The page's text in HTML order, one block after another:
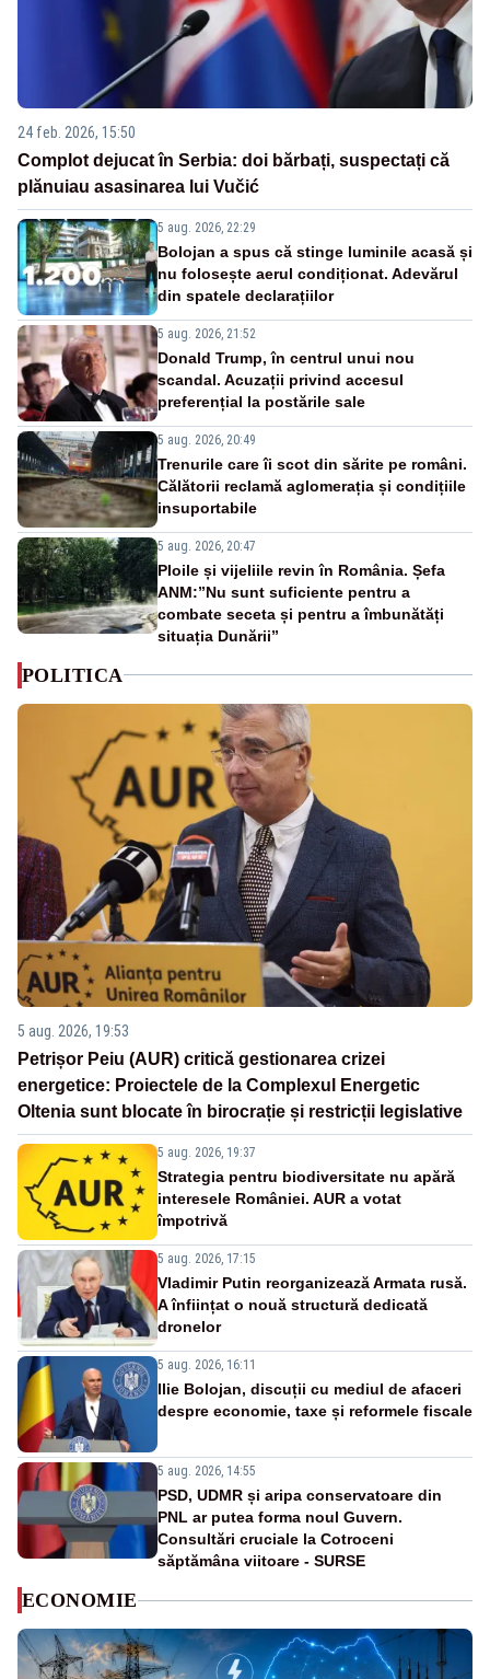
24 feb. 2026, 15:50
Complot dejucat în Serbia: doi bărbați, suspectați că
plănuiau asasinarea lui Vučić
5 aug. 2026, 22:29
Bolojan a spus că stinge luminile acasă și
nu folosește aerul condiționat. Adevărul
din spatele declarațiilor
5 aug. 2026, 21:52
Donald Trump, în centrul unui nou
scandal. Acuzații privind accesul
preferențial la postările sale
5 aug. 2026, 20:49
Trenurile care îi scot din sărite pe români.
Călătorii reclamă aglomerația și condițiile
insuportabile
5 aug. 2026, 20:47
Ploile și vijeliile revin în România. Șefa
ANM:”Nu sunt suficiente pentru a
combate seceta și pentru a îmbunătăți
situația Dunării”
POLITICA
5 aug. 2026, 19:53
Petrișor Peiu (AUR) critică gestionarea crizei
energetice: Proiectele de la Complexul Energetic
Oltenia sunt blocate în birocrație și restricții legislative
5 aug. 2026, 19:37
Strategia pentru biodiversitate nu apără
interesele României. AUR a votat
împotrivă
5 aug. 2026, 17:15
Vladimir Putin reorganizează Armata rusă.
A înființat o nouă structură dedicată
dronelor
5 aug. 2026, 16:11
Ilie Bolojan, discuții cu mediul de afaceri
despre economie, taxe și reformele fiscale
5 aug. 2026, 14:55
PSD, UDMR și aripa conservatoare din
PNL ar putea forma noul Guvern.
Consultări cruciale la Cotroceni
săptămâna viitoare - SURSE
ECONOMIE